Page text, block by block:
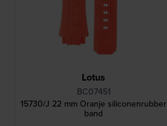
Lotus
BC07451
15730/J 22 mm Oranje siliconenrubber
band